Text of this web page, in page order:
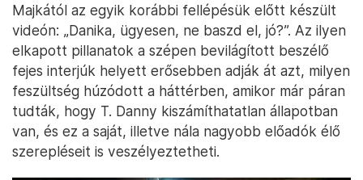
Majkától az egyik korábbi fellépésük előtt készült
videón: „Danika, ügyesen, ne baszd el, jó?”. Az ilyen
elkapott pillanatok a szépen bevilágított beszélő
fejes interjúk helyett erősebben adják át azt, milyen
feszültség húzódott a háttérben, amikor már páran
tudták, hogy T. Danny kiszámíthatatlan állapotban
van, és ez a saját, illetve nála nagyobb előadók élő
szerepléseit is veszélyeztetheti.